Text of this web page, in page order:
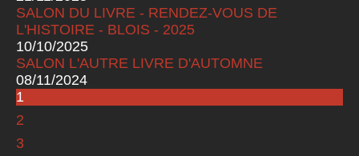
SALON DU LIVRE - RENDEZ-VOUS DE
L'HISTOIRE - BLOIS - 2025
10/10/2025
SALON L'AUTRE LIVRE D'AUTOMNE
08/11/2024
Pages
1
2
3